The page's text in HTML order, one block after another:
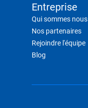
Entreprise
Qui sommes nous
Nos partenaires
Rejoindre l'équipe
Blog